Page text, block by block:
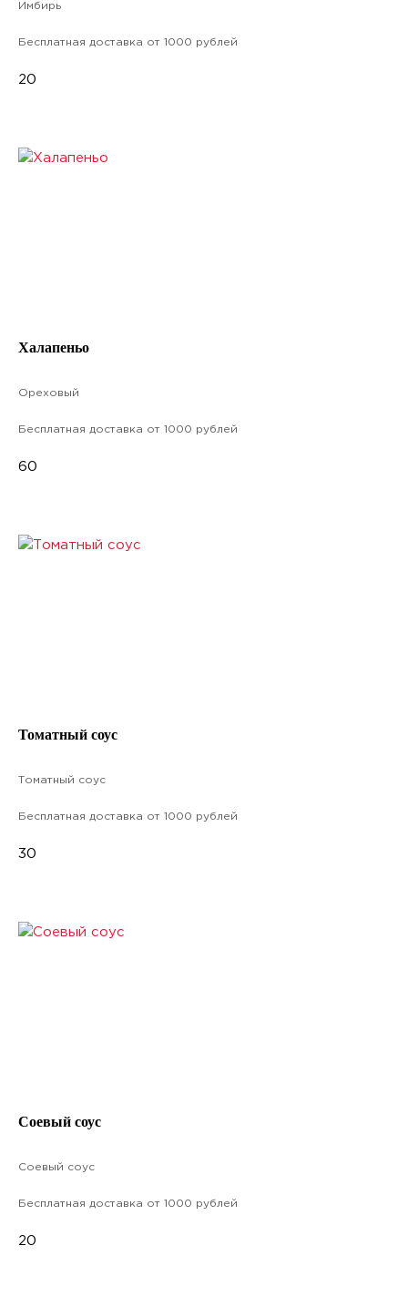
Имбирь
Бесплатная доставка от 1000 рублей
20
Халапеньо
Ореховый
Бесплатная доставка от 1000 рублей
60
Томатный соус
Томатный соус
Бесплатная доставка от 1000 рублей
30
Соевый соус
Соевый соус
Бесплатная доставка от 1000 рублей
20